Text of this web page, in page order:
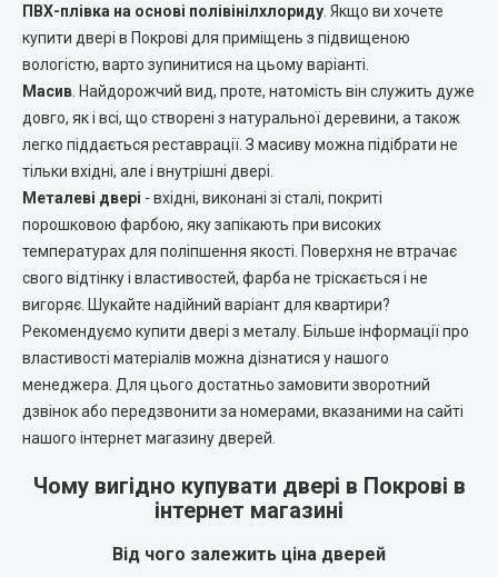
LUXDOORS (ЛюксДорс)
Portalino Doors (Порталіно)
Rezult
CITY (Сіті фарбовані двері)
Free Style doors (Фрі Стайл під фарбування)
Контур
Danapris Doors (Данапріс Дорс)
DRUID (Друід)
Europe Doors
ПВХ-плівка на основі полівінілхлориду . Якщо ви хочете
купити двері в Покрові для приміщень з підвищеною
вологістю, варто зупинитися на цьому варіанті.
Масив . Найдорожчий вид, проте, натомість він служить дуже
довго, як і всі, що створені з натуральної деревини, а також
легко піддається реставрації. З масиву можна підібрати не
тільки вхідні, але і внутрішні двері.
Металеві двері - вхідні, виконані зі сталі, покриті
порошковою фарбою, яку запікають при високих
температурах для поліпшення якості. Поверхня не втрачає
свого відтінку і властивостей, фарба не тріскається і не
вигоряє. Шукайте надійний варіант для квартири?
Рекомендуємо купити двері з металу. Більше інформації про
властивості матеріалів можна дізнатися у нашого
менеджера. Для цього достатньо замовити зворотний
дзвінок або передзвонити за номерами, вказаними на сайті
нашого інтернет магазину дверей.
Чому вигідно купувати двері в Покрові в
інтернет магазині
Від чого залежить ціна дверей